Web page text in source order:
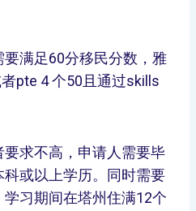
满足60分移民分数，雅
pte 4 个50且通过skills
求不高，申请人需要毕
或以上学历。同时需要
习期间在塔州住满12个